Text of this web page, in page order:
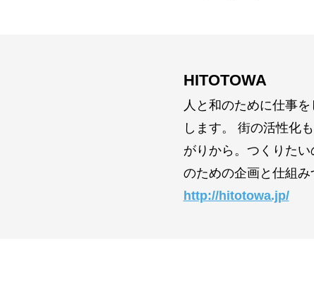
HITOTOWA
人と和のために仕事
します。 街の活性化
がりから。つくりた
のための企画と仕組み
http://hitotowa.jp/